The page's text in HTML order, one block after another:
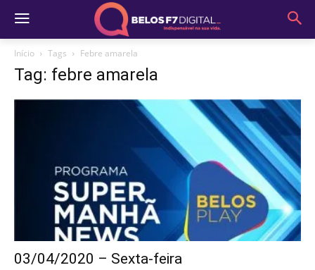
Início Tags Febre amarela
Tag: febre amarela
03/04/2020 – Sexta-feira